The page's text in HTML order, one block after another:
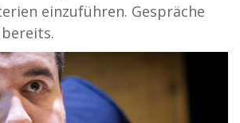
einzuführen. Gespräche